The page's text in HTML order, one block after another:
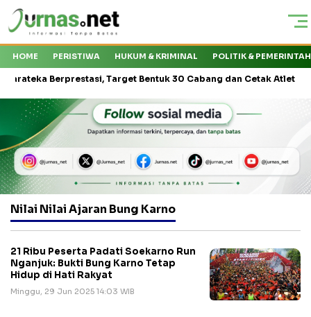
HOME PERISTIWA HUKUM & KRIMINAL POLITIK &
Berprestasi, Target Bentuk 30 Cabang dan Cetak Atlet Nasional
Nilai Nilai Ajaran Bung Karno
21 Ribu Peserta Padati Soekarno Run
Nganjuk: Bukti Bung Karno Tetap
Hidup di Hati Rakyat
Minggu, 29 Jun 2025 14:03 WIB